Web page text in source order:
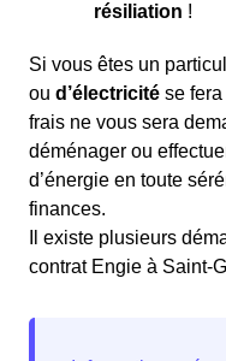
résiliation !
Si vous êtes un
ou d’électricité se fera
frais ne vous sera
déménager ou
d’énergie en toute
finances.
Il existe plusieurs
contrat Engie à Saint-